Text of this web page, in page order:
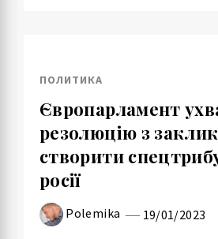
ПОЛИТИКА
Європарламент
резолюцію з
створити
росії
Polemika 19/01/2023